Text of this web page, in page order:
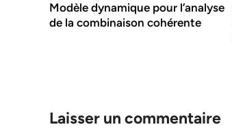
Modèle dynamique pour l’analyse
de la combinaison cohérente
Laisser un commentaire